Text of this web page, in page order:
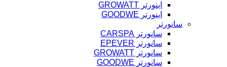
اینورتر GROWATT
اینورتر GOODWE
سانورتر
سانورتر CARSPA
سانورتر EPEVER
سانورتر GROWATT
سانورتر GOODWE